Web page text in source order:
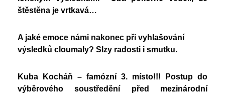
štěstěna je vrtkavá…
A jaké emoce námi nakonec při vyhlašování
výsledků cloumaly? Slzy radosti i smutku.
Kuba Kocháň – famózní 3. místo!!! Postup do
výběrového soustředění před mezinárodní